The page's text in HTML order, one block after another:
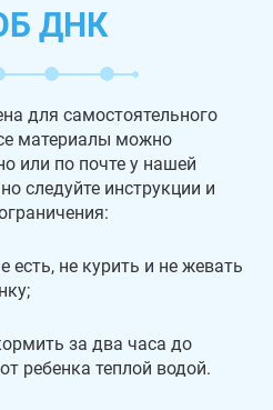
ДНК
для самостоятельного
материалы можно
или по почте у нашей
следуйте инструкции и
есть, не курить и не жевать
за два часа до
ребенка теплой водой.